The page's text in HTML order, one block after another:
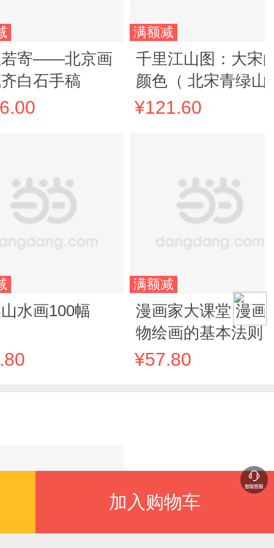
若寄——北京画
白石手稿
水画100幅
满额减
千里江山图：大宋
颜色（ 北宋青绿山
神作，士人的理想
¥121.60
满额减
漫画家大课堂 漫画
物绘画的基本法则
画基础教程 素描动
¥57.80
加入购物车